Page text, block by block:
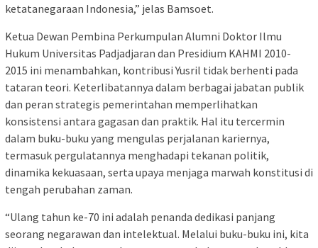
ketatanegaraan Indonesia,” jelas Bamsoet.
Ketua Dewan Pembina Perkumpulan Alumni Doktor Ilmu
Hukum Universitas Padjadjaran dan Presidium KAHMI 2010-
2015 ini menambahkan, kontribusi Yusril tidak berhenti pada
tataran teori. Keterlibatannya dalam berbagai jabatan publik
dan peran strategis pemerintahan memperlihatkan
konsistensi antara gagasan dan praktik. Hal itu tercermin
dalam buku-buku yang mengulas perjalanan kariernya,
termasuk pergulatannya menghadapi tekanan politik,
dinamika kekuasaan, serta upaya menjaga marwah konstitusi di
tengah perubahan zaman.
“Ulang tahun ke-70 ini adalah penanda dedikasi panjang
seorang negarawan dan intelektual. Melalui buku-buku ini, kita